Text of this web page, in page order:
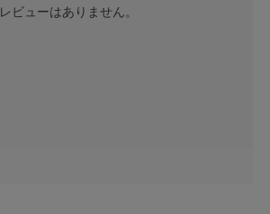
レビューはありません。